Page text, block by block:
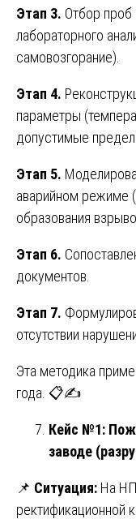
Этап 3. Отбор проб
лабораторного
самовозгорание).
Этап 4.
параметры
допустимые
Этап 5.
аварийном режиме
образования
Этап 6.
документов.
Этап 7.
отсутствии
Эта методика
года. 📋✍️
Кейс №1:
заводе
📌 Ситуация: На
ректификационной